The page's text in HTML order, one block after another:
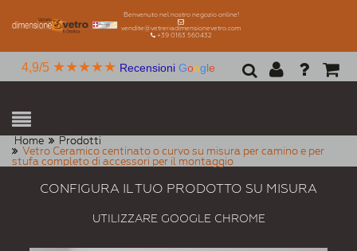
Benvenuto nel nostro negozio online!
vendite@vetreriadimensionevetro.com
+39 0163 560432
4,9/5 ★★★★★ Recensioni Google
Home
Prodotti
Vetro Ceramico centinato o curvo su misura per camino e per
stufa completo di accessori per il montaggio
CONFIGURA IL TUO PRODOTTO SU MISURA
UTILIZZARE GOOGLE CHROME